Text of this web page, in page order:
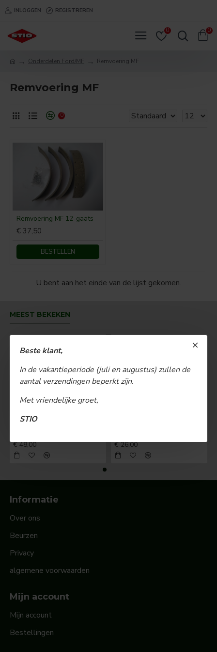
Beste klant,
In de vakantieperiode (juli en augustus) zullen de
aantal verzendingen beperkt zijn.
Met vriendelijke groet,
STIO
INLOGGEN REGISTREREN
0 0
Onderdelen Ford/MF Remvoering MF
Remvoering MF
0
Remvoering MF 12-gaats
€ 37,50
BESTELLEN
U bent aan het einde van de lijst gekomen.
MEEST BEKEKEN
€ 48,00 € 26,00
Informatie
Over ons
Beurzen
Privacy
algemene voorwaarden
Mijn account
Mijn account
Bestellingen